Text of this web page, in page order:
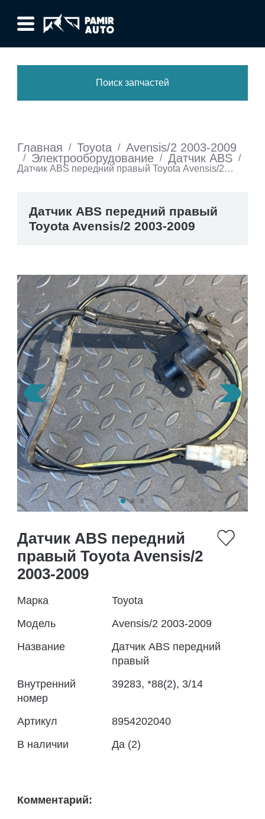
Поиск запчастей
Главная / Toyota / Avensis/2 2003-2009
/ Электрооборудование / Датчик ABS /
Датчик ABS передний правый Toyota Avensis/2
Датчик ABS передний правый
Toyota Avensis/2 2003-2009
Датчик ABS передний
правый Toyota Avensis/2
2003-2009
Марка
Toyota
Модель
Avensis/2 2003-2009
Название
Датчик ABS передний
правый
Внутренний
номер
39283, *88(2), 3/14
Артикул
8954202040
В наличии
Да (2)
Комментарий: